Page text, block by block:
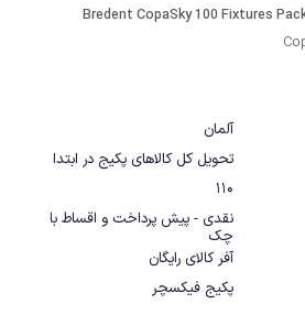
Bredent CopaSky 100 Fixtures
آلمان
تحویل کل کالاهای پکیج در ابتدا
110
نقدی - پیش پرداخت و اقساط با
چک
آفر کالای رایگان
پکیج فیکسچر